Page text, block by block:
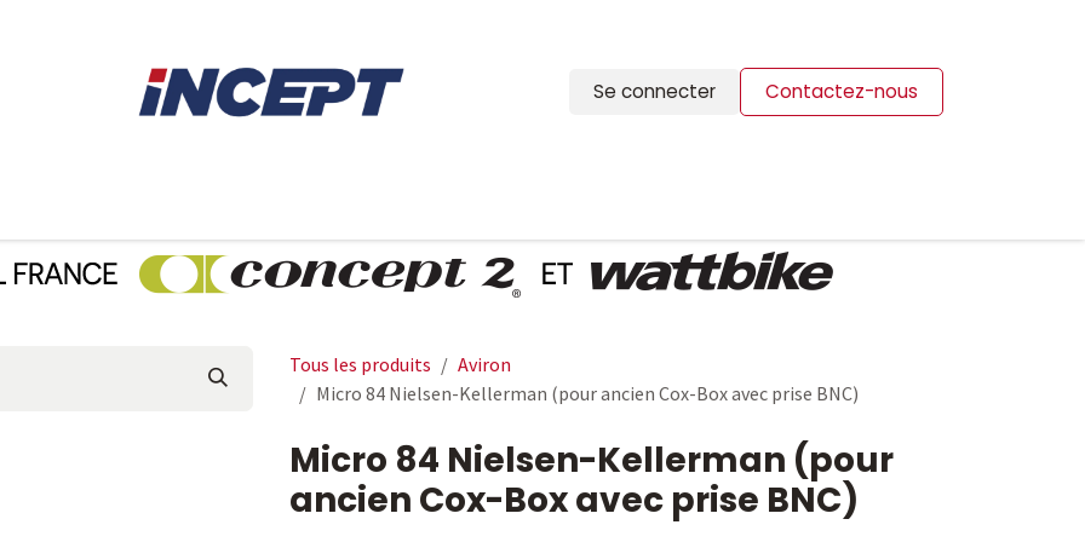
Se connecter Contactez-nous
Tous les produits
Aviron
Micro 84 Nielsen-Kellerman (pour ancien Cox-Box avec prise BNC)
Micro 84 Nielsen-Kellerman (pour
ancien Cox-Box avec prise BNC)